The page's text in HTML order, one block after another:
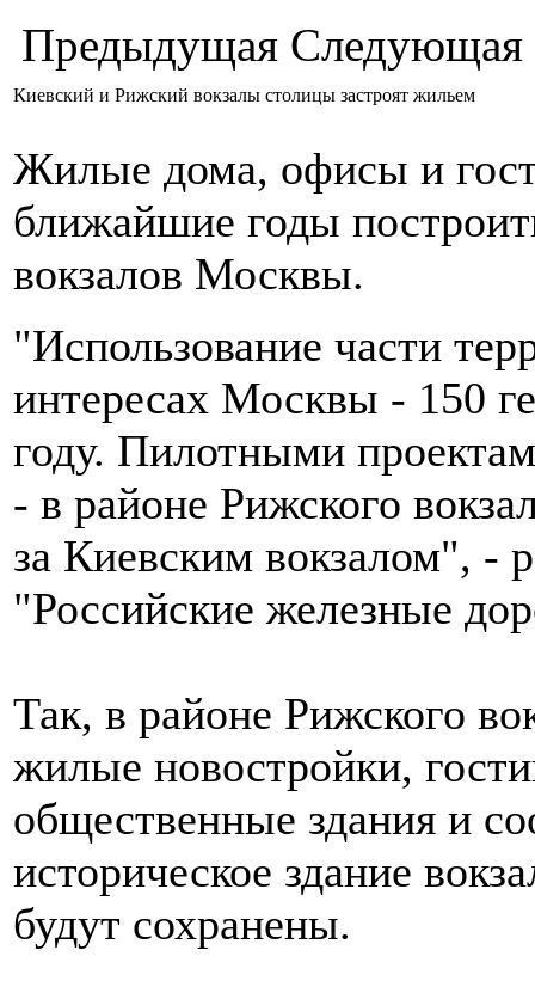
Предыдущая Следующая
Киевский и Рижский вокзалы столицы застроят жильем
Жилые дома, офисы и
ближайшие годы
вокзалов Москвы.
"Использование части
интересах Москвы - 150
году. Пилотными
- в районе Рижского
за Киевским вокзалом", -
"Российские железные
Так, в районе Рижского
жилые новостройки,
общественные здания и
историческое здание
будут сохранены.